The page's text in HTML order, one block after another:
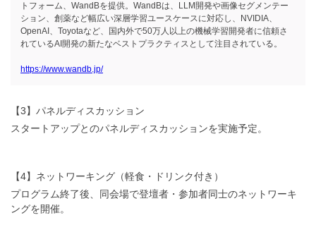
トフォーム、WandBを提供。WandBは、LLM開発や画像セグメンテー
ション、創薬など幅広い深層学習ユースケースに対応し、NVIDIA、
OpenAI、Toyotaなど、国内外で50万人以上の機械学習開発者に信頼さ
れているAI開発の新たなベストプラクティスとして注目されている。
https://www.wandb.jp/
【3】パネルディスカッション
スタートアップとのパネルディスカッションを実施予定。
【4】ネットワーキング（軽食・ドリンク付き）
プログラム終了後、同会場で登壇者・参加者同士のネットワーキ
ングを開催。